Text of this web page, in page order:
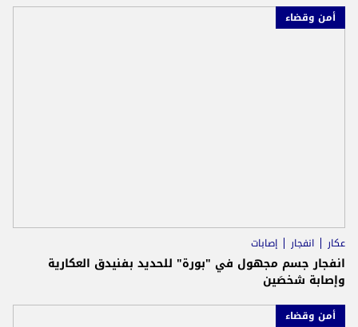
أمن وقضاء
عكار انفجار إصابات
انفجار جسم مجهول في "بورة" للحديد بفنيدق العكارية
وإصابة شخصَين
أمن وقضاء